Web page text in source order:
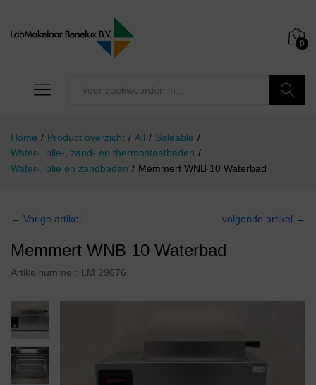
0
Home / Product overzicht / All / Saleable /
Water-, olie-, zand- en thermostaatbaden /
Water-, olie en zandbaden / Memmert WNB 10 Waterbad
← Vorige artikel volgende artikel →
Memmert WNB 10 Waterbad
Artikelnummer: LM 29676